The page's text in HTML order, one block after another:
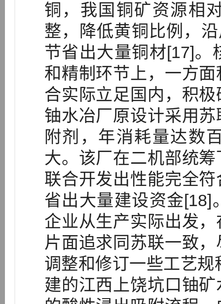
铜，我国铜矿资源相
整，降低黄铜比例，
节省出大量铜材[17]。
和精制环节上，一方
合实际立足国内，积
铀水冶厂原设计采用
附剂，年消耗量达数
大。该厂在二机部统
联合开发出性能完全
省出大量建设资金[18]
企业从生产实际出发
片面追求同苏联一致
调整和修订一些工艺
建的江西上饶坑口铀